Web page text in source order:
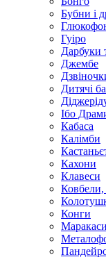
Бубни і
Гуіро
Дарбуки
Джембе
Дитячі
Ібо
Кабаса
Калімби
Кахони
Клавеси
Ковбели,
Конги
Маракаси